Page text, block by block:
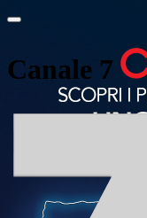
Canale 7